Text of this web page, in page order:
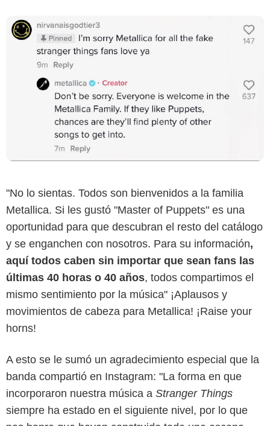
"No lo sientas. Todos son bienvenidos a la familia
Metallica. Si les gustó "Master of Puppets" es una
oportunidad para que descubran el resto del catálogo
y se enganchen con nosotros. Para su información,
aquí todos caben sin importar que sean fans las
últimas 40 horas o 40 años, todos compartimos el
mismo sentimiento por la música" ¡Aplausos y
movimientos de cabeza para Metallica! ¡Raise your
horns!
A esto se le sumó un agradecimiento especial que la
banda compartió en Instagram: "La forma en que
incorporaron nuestra música a Stranger Things
siempre ha estado en el siguiente nivel, por lo que
Netflix